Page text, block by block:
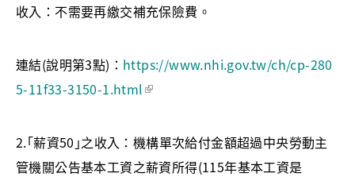
收入：不需要再繳交補充保險費。
連結(說明第3點) ： https://www.nhi.gov.tw/ch/cp-280
5-11f33-3150-1.html
2.｢薪資50｣之收入：機構單次給付金額超過中央勞動主
管機關公告基本工資之薪資所得(115年基本工資是